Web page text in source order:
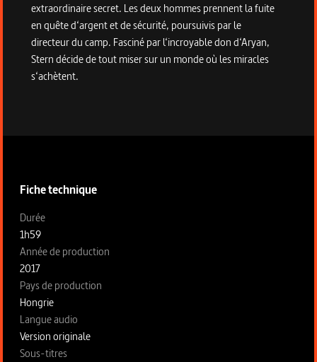
extraordinaire secret. Les deux hommes prennent la fuite
en quête d‘argent et de sécurité, poursuivis par le
directeur du camp. Fasciné par l‘incroyable don d‘Aryan,
Stern décide de tout miser sur un monde où les miracles
s‘achètent.
Fiche technique
Fiche technique section gauche
Durée
1h59
Année de production
2017
Pays de production
Hongrie
Langue audio
Version originale
Sous-titres